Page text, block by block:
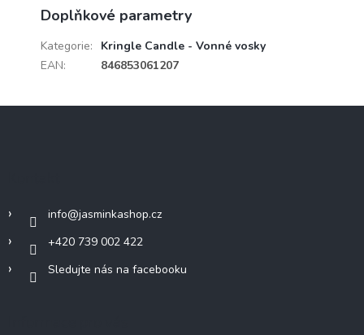
Doplňkové parametry
Kategorie:
Kringle Candle - Vonné vosky
EAN: 846853061207
info@jasminkashop.cz
+420 739 002 422
Sledujte nás na facebooku